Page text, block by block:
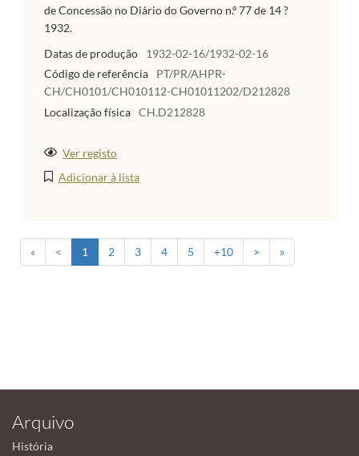
de Concessão no Diário do Governo n.º 77 de 14 ?
1932.
Datas de produção
1932-02-16/1932-02-16
Código de referência
PT/PR/AHPR-
CH/CH0101/CH010112-CH01011202/D212828
Localização física CH.D212828
Ver registo
Adicionar à lista
« < 1 2 3 4 5 +10 > »
Arquivo
História